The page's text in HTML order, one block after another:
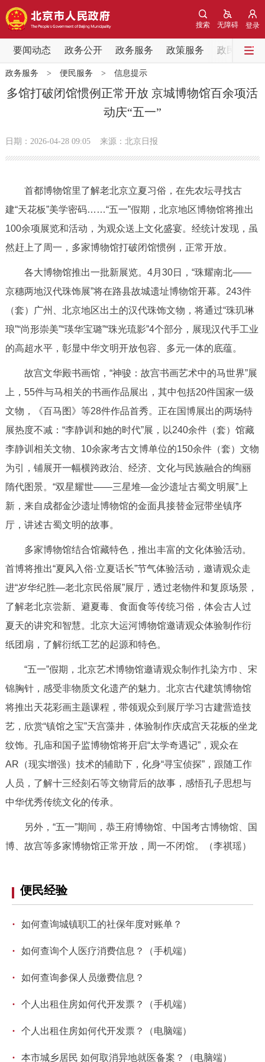
登录
无障碍
搜索
要闻动态 政务公开 政务服务 政策服务 政民互动
要闻动态
党中央精神 国务院信息
会议信息
市领导 机构职能 政策服务
政策兑现 政策解读 回应关切
政务服务
便民服务 利企服务 投资项目
中介服务 阳光政务
12345网上接诉即办 我要咨询 我要建议
参与调查 在线访谈 图说互动
北京概况 十六区概览 人文北京
绿色北京 图说北京 视频北京
多语种
한국어
ESPAÑOL العربية PORTUGUÊS
ITALIANO
政务服务 > 便民服务 > 信息提示
多馆打破闭馆惯例正常开放 京城博物馆百余项活
动庆“五一”
日期：2026-04-28 09:05 来源：北京日报
首都博物馆里了解老北京立夏习俗，在先农坛寻找古
建“天花板”美学密码……“五一”假期，北京地区博物馆将推出
100余项展览和活动，为观众送上文化盛宴。经统计发现，虽
然赶上了周一，多家博物馆打破闭馆惯例，正常开放。
各大博物馆推出一批新展览。4月30日，“珠耀南北——
京穗两地汉代珠饰展”将在路县故城遗址博物馆开幕。243件
（套）广州、北京地区出土的汉代珠饰文物，将通过“珠玑琳
琅”“尚形崇美”“瑛华宝璐”“珠光琉影”4个部分，展现汉代手工业
的高超水平，彰显中华文明开放包容、多元一体的底蕴。
故宫文华殿书画馆，“神骏：故宫书画艺术中的马世界”展
上，55件与马相关的书画作品展出，其中包括20件国家一级
文物，《百马图》等28件作品首秀。正在国博展出的两场特
展热度不减：“李静训和她的时代”展，以240余件（套）馆藏
李静训相关文物、10余家考古文博单位的150余件（套）文物
为引，铺展开一幅横跨政治、经济、文化与民族融合的绚丽
隋代图景。“双星耀世——三星堆—金沙遗址古蜀文明展”上
新，来自成都金沙遗址博物馆的金面具接替金冠带坐镇序
厅，讲述古蜀文明的故事。
多家博物馆结合馆藏特色，推出丰富的文化体验活动。
首博将推出“夏风入俗·立夏话长”节气体验活动，邀请观众走
进“岁华纪胜—老北京民俗展”展厅，透过老物件和复原场景，
了解老北京尝新、避夏毒、食面食等传统习俗，体会古人过
夏天的讲究和智慧。北京大运河博物馆邀请观众体验制作衍
纸团扇，了解衍纸工艺的起源和特色。
“五一”假期，北京艺术博物馆邀请观众制作扎染方巾、宋
锦胸针，感受非物质文化遗产的魅力。北京古代建筑博物馆
将推出天花彩画主题课程，带领观众到展厅学习古建营造技
艺，欣赏“镇馆之宝”天宫藻井，体验制作庆成宫天花板的坐龙
纹饰。孔庙和国子监博物馆将开启“太学奇遇记”，观众在
AR（现实增强）技术的辅助下，化身“寻宝侦探”，跟随工作
人员，了解十三经刻石等文物背后的故事，感悟孔子思想与
中华优秀传统文化的传承。
另外，“五一”期间，恭王府博物馆、中国考古博物馆、国
博、故宫等多家博物馆正常开放，周一不闭馆。（李祺瑶）
便民经验
· 如何查询城镇职工的社保年度对账单？
· 如何查询个人医疗消费信息？（手机端）
· 如何查询参保人员缴费信息？
· 个人出租住房如何代开发票？（手机端）
· 个人出租住房如何代开发票？（电脑端）
· 本市城乡居民 如何取消异地就医备案？（电脑端）